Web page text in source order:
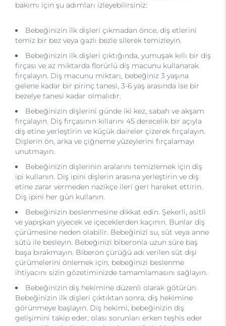
bakımı için şu adımları izleyebilirsiniz:
Bebeğinizin ilk dişleri çıkmadan önce, diş etlerini
temiz bir bez veya gazlı bezle silerek temizleyin.
Bebeğinizin ilk dişleri çıktığında, yumuşak kıllı bir diş
fırçası ve az miktarda florürlü diş macunu kullanarak
fırçalayın. Diş macunu miktarı, bebeğiniz 3 yaşına
gelene kadar bir pirinç tanesi, 3-6 yaş arasında ise bir
bezelye tanesi kadar olmalıdır.
Bebeğinizin dişlerini günde iki kez, sabah ve akşam
fırçalayın. Diş fırçasının kıllarını 45 derecelik bir açıyla
diş etine yerleştirin ve küçük daireler çizerek fırçalayın.
Dişlerin ön, arka ve çiğneme yüzeylerini fırçalamayı
unutmayın.
Bebeğinizin dişlerinin aralarını temizlemek için diş
ipi kullanın. Diş ipini dişlerin arasına yerleştirin ve diş
etine zarar vermeden nazikçe ileri geri hareket ettirin.
Diş ipini her gün kullanın.
Bebeğinizin beslenmesine dikkat edin. Şekerli, asitli
ve yapışkan yiyecek ve içeceklerden kaçının. Bunlar diş
çürümesine neden olabilir. Bebeğinizi su, süt veya anne
sütü ile besleyin. Bebeğinizi biberonla uzun süre baş
başa bırakmayın. Biberon çürüğü adı verilen süt dişi
çürümelerini önlemek için, bebeğinizi beslenme
ihtiyacını sizin gözetiminizde tamamlamasını sağlayın.
Bebeğinizin diş hekimine düzenli olarak götürün.
Bebeğinizin ilk dişleri çıktıktan sonra, diş hekimine
görünmeye başlayın. Diş hekimi, bebeğinizin diş
gelişimini takip eder, olası sorunları erken teşhis eder